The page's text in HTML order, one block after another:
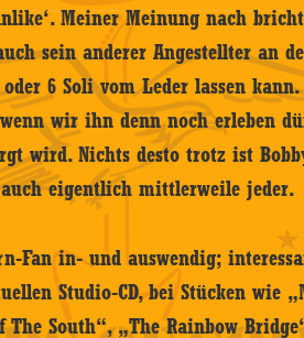
Meiner Meinung nach
sein anderer Angestellter an
6 Soli vom Leder lassen
wir ihn denn noch erleben
wird. Nichts desto trotz ist
eigentlich mittlerweile jeder.
Fan in- und auswendig;
Studio-CD, bei Stücken wie
The South“, „The Rainbow